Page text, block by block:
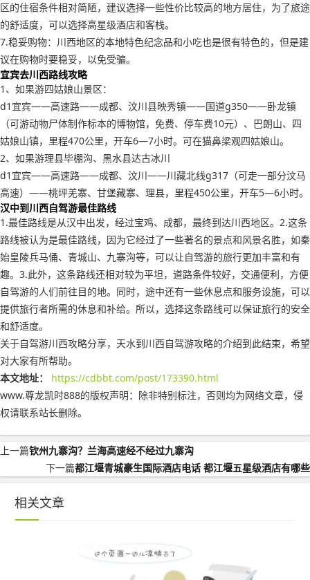
区的住宿条件相对简陋，建议选择一些性价比较高的地方居住，为了旅途
的舒适度，可以选择高星级酒店和客栈。
7.稳妥购物：川西地区的本地特色纪念品和小吃也是很有特色的，但是建
议在购物时要稳妥，以免受骗。
宜宾去川西路线攻略
1、如果游四姑娘山景区：
d1宜宾——高速路——成都、汶川县映秀镇——国道g350——卧龙镇
（可游动物尸体制作标本的博物馆，免费、停车费10元）、巴朗山、四
姑娘山镇，里程470公里，开车6—7小时。可在猫鼻梁观四姑娘山。
2、如果游理县毕棚沟、黑水县达古冰川
d1宜宾——高速路——成都、汶川——川藏北线g317（可走一部分汶马
高速）——桃坪羌寨、甘堡藏寨、理县，里程450公里，开车5—6小时。
汉中到川西自驾游最佳路线
1.最佳路线是从汉中出发，经过宝鸡、成都，最终到达川西地区。2.这条
路线被认为是最佳路线，因为它经过了一些著名的景点和风景名胜，如秦
始皇陵兵马俑、青城山、九寨沟等，可以让自驾游的旅行更加丰富和有
趣。3.此外，这条路线还相对较为平坦，道路条件较好，交通便利，方便
自驾游的人们前往目的地。同时，途中还有一些休息点和服务设施，可以
提供旅行者所需的休息和补给。所以，选择这条路线可以保证旅行的安全
和舒适度。
关于自驾游川西攻略分享，天水到川西自驾游攻略的介绍到此结束，希望
对大家有所帮助。
本文地址：
https://cdbbt.com/post/173390.html
www.尊龙凯时888的版权声明： 除非特别标注，否则均为网络文章，侵
权请联系站长删除。
上一篇钦州九寨沟？兰海高速经不经过九寨沟
下一篇都江堰青城豪生国际酒店电话 都江堰五星级酒店有哪些
相关文章